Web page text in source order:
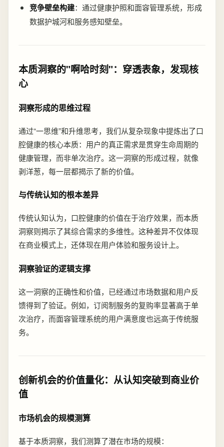
竞争壁垒构建：通过健康护照和面容管理系统，形成
数据护城河和服务感知壁垒。
本质洞察的"啊哈时刻"：穿透表象，发现核
心
洞察形成的思维过程
通过“一思维”和升维思考，我们从复杂现象中提炼出了口
腔健康的核心本质：用户的真正需求是贯穿生命周期的
健康管理，而非单次治疗。这一洞察的形成过程，就像
剥洋葱，每一层都揭示了新的价值。
与传统认知的根本差异
传统认知认为，口腔健康的价值在于治疗效果，而本质
洞察则揭示了其综合需求的多维性。这种差异不仅体现
在商业模式上，还体现在用户体验和服务设计上。
洞察验证的逻辑支撑
这一洞察的正确性和价值，已经通过市场数据和用户反
馈得到了验证。例如，订阅制服务的复购率显著高于单
次治疗，而面容管理系统的用户满意度也远高于传统服
务。
创新机会的价值量化：从认知突破到商业价
值
市场机会的规模测算
基于本质洞察，我们测算了潜在市场的规模：